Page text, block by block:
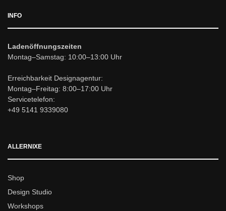
INFO
Ladenöffnungszeiten
Montag–Samstag: 10:00–13:00 Uhr
Erreichbarkeit Designagentur:
Montag–Freitag: 8:00–17:00 Uhr
Servicetelefon:
+49 5141 9339080
ALLERNIXE
Shop
Design Studio
Workshops